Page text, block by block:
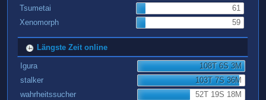
Tsumetai
61
Xenomorph
59
Längste Zeit online
Igura
108T 6S 3M
stalker
103T 7S 36M
wahrheitssucher
52T 19S 18M